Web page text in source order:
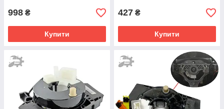
998 ₴
Купити
427 ₴
Купити